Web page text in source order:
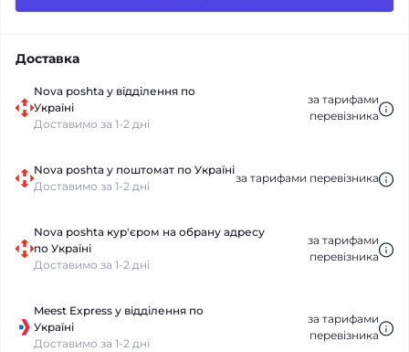
Доставка
Nova poshta у відділення по
Україні
Доставимо за 1-2 дні
за тарифами
перевізника
Nova poshta у поштомат по Україні
Доставимо за 1-2 дні
за тарифами перевізника
Nova poshta кур'єром на обрану адресу
по Україні
Доставимо за 1-2 дні
за тарифами
перевізника
Meest Express у відділення по
Україні
Доставимо за 1-2 дні
за тарифами
перевізника